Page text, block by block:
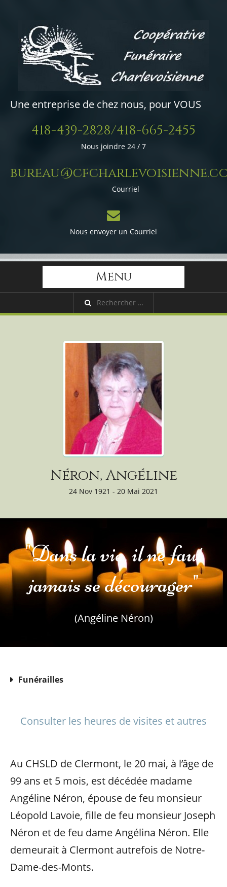
Une entreprise de chez nous, pour VOUS
418-439-2828/418-665-2455
Nous joindre 24 / 7
Courriel
Nous envoyer un Courriel
Menu
Néron, Angéline
24 Nov 1921 - 20 Mai 2021
"Dans la vie, il ne faut
jamais se décourager"
(Angéline Néron)
Funérailles
Consulter les heures de visites et autres
Au CHSLD de Clermont, le 20 mai, à l’âge de
99 ans et 5 mois, est décédée madame
Angéline Néron, épouse de feu monsieur
Léopold Lavoie, fille de feu monsieur Joseph
Néron et de feu dame Angélina Néron. Elle
demeurait à Clermont autrefois de Notre-
Dame-des-Monts.